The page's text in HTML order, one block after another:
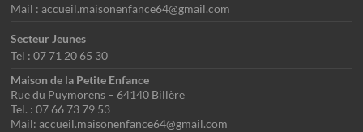
Mail : accueil.maisonenfance64@gmail.com
Secteur Jeunes
Tel : 07 71 20 65 30
Maison de la Petite Enfance
Rue du Puymorens – 64140 Billère
Tel. : 07 66 73 79 53
Mail: accueil.maisonenfance64@gmail.com